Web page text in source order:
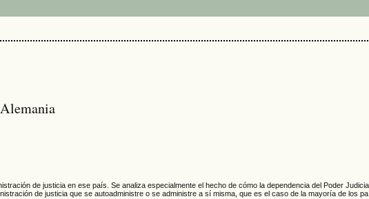
de justicia en ese país. Se analiza especialmente el hecho de cómo la dependencia del Poder
de justicia que se autoadministre o se administre a sí misma, que es el caso de la mayoría de los